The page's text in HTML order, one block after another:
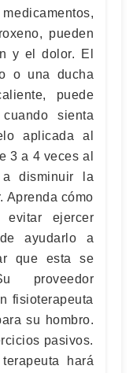
pueden
y el dolor. El
o una ducha
puede
sienta
aplicada al
3 a 4 veces al
disminuir la
Aprenda cómo
ejercer
ayudarlo a
que esta se
proveedor
fisioterapeuta
su hombro.
pasivos.
hará